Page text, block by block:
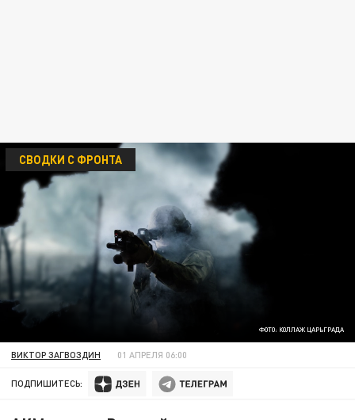
ФОТО: КОЛЛАЖ ЦАРЬГРАДА
СВОДКИ С ФРОНТА
ВИКТОР ЗАГВОЗДИН 01 АПРЕЛЯ 06:00
ПОДПИШИТЕСЬ: